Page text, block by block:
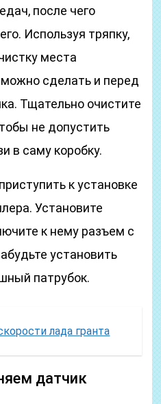
после чего
Используя тряпку,
места
можно сделать и перед
Тщательно очистите
не допустить
в саму коробку.
к установке
Установите
к нему разъем с
установить
патрубок.
лада гранта
датчик